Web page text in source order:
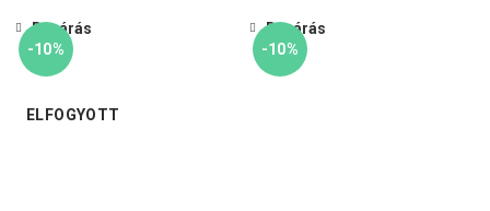
-10%
ELFOGYOTT
Bezárás
-10%
Bezárás